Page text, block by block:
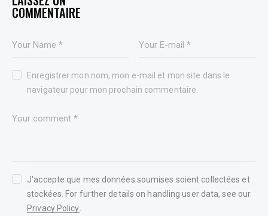
LEAVE A COMMENT
Enregistrer mon nom, mon e-mail et mon site dans le
navigateur pour mon prochain commentaire.
J'accepte que mes données soumises soient collectées et
stockées. For further details on handling user data, see our
Privacy Policy